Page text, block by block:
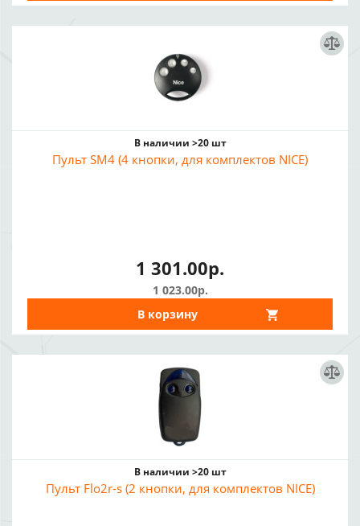
В наличии >20 шт
Пульт SM4 (4 кнопки, для комплектов NICE)
1 301.00р.
1 023.00р.
В корзину
В наличии >20 шт
Пульт Flo2r-s (2 кнопки, для комплектов NICE)